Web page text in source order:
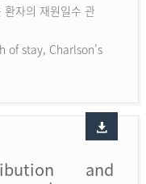
환자의 재원일수 관
of stay, Charlson’s
and